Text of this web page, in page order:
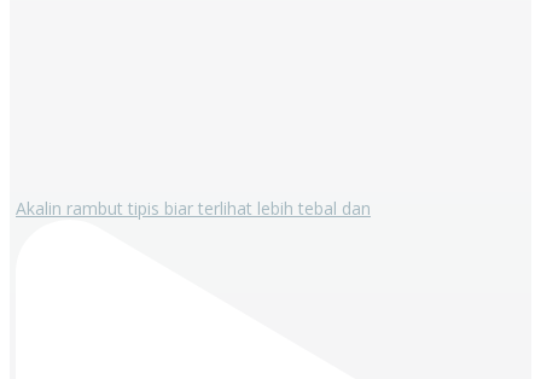
Akalin rambut tipis biar terlihat lebih tebal dan